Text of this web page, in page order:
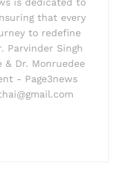
that every
to redefine
Parvinder Singh
& Dr. Monruedee
- Page3news